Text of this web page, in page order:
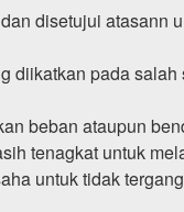
disetujui atasann
diikatkan pada salah
beban ataupun
tenagkat untuk
untuk tidak